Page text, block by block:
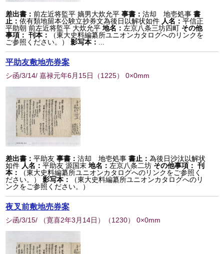
差出書：前左近将監平 嫡男大炊允平 事書：沽却 地壱処事書
止：依有類地留本公験立抄券文為後日以解状如件 人名：平信正
平助朝 前左近将監平 大炊允平 地名： 左京八条三坊四町 その他
事項： 刊本：
（東大史料編纂所ユニオンカタログへのリンクを
ご参照ください。）
影写本：
平助友敷地売券案
シ函/3/14/ 嘉禄元年6月15日 （1225） 0×0mm
差出書：平助友 事書：沽却 地壱処事書止：為後日沙汰以解状
如件 人名：平助友 源国末 地名： 左京八条二坊 その他事項： 刊
本：
（東大史料編纂所ユニオンカタログへのリンクをご参照く
ださい。）
影写本：
（東大史料編纂所ユニオンカタログへのリ
ンクをご参照ください。）
夜叉前敷地売券案
シ函/3/15/ （寛喜2年3月14日） （1230） 0×0mm